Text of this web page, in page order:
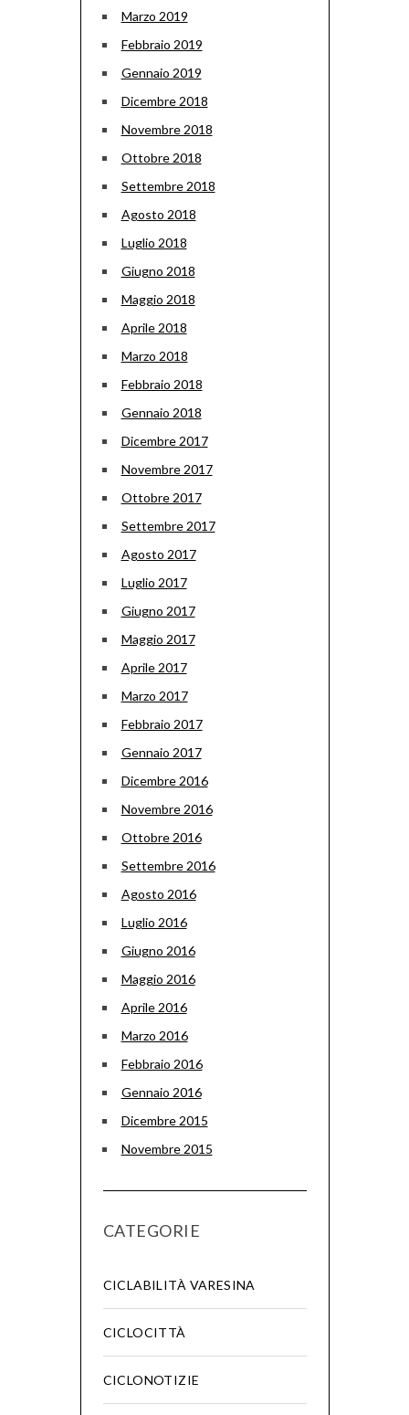
Marzo 2019
Febbraio 2019
Gennaio 2019
Dicembre 2018
Novembre 2018
Ottobre 2018
Settembre 2018
Agosto 2018
Luglio 2018
Giugno 2018
Maggio 2018
Aprile 2018
Marzo 2018
Febbraio 2018
Gennaio 2018
Dicembre 2017
Novembre 2017
Ottobre 2017
Settembre 2017
Agosto 2017
Luglio 2017
Giugno 2017
Maggio 2017
Aprile 2017
Marzo 2017
Febbraio 2017
Gennaio 2017
Dicembre 2016
Novembre 2016
Ottobre 2016
Settembre 2016
Agosto 2016
Luglio 2016
Giugno 2016
Maggio 2016
Aprile 2016
Marzo 2016
Febbraio 2016
Gennaio 2016
Dicembre 2015
Novembre 2015
CATEGORIE
CICLABILITÀ VARESINA
CICLOCITTÀ
CICLONOTIZIE